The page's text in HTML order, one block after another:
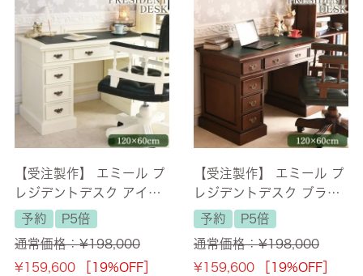
【受注製作】 エミール プ
レジデントデスク アイボ
リー 幅120cm 【送料無
料/設置サービス付】
予約
P5倍
通常価格：¥198,000
¥159,600 ［19%OFF］
【受注製作】 エミール プ
レジデントデスク ブラウ
ン 幅120cm 【送料無料/
設置サービス付】
予約
P5倍
通常価格：¥198,000
¥159,600 ［19%OFF］